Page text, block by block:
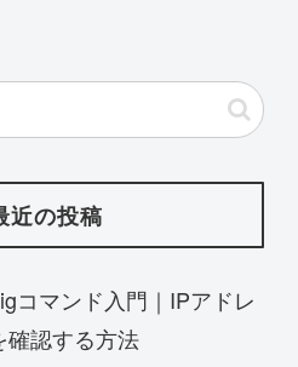
近の投稿
コマンド入門｜IPアドレ
確認する方法